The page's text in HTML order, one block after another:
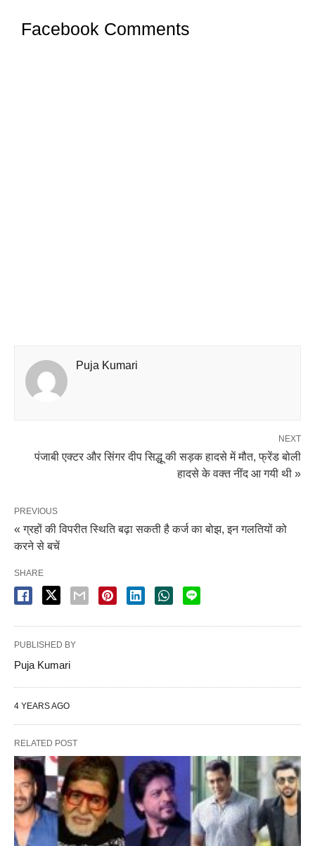
Facebook Comments
Puja Kumari
NEXT
पंजाबी एक्टर और सिंगर दीप सिद्धू की सड़क हादसे में मौत, फ्रेंड बोली
हादसे के वक्त नींद आ गयी थी »
PREVIOUS
« ग्रहों की विपरीत स्थिति बढ़ा सकती है कर्ज का बोझ, इन गलतियों को
करने से बचें
SHARE
PUBLISHED BY
Puja Kumari
4 YEARS AGO
RELATED POST